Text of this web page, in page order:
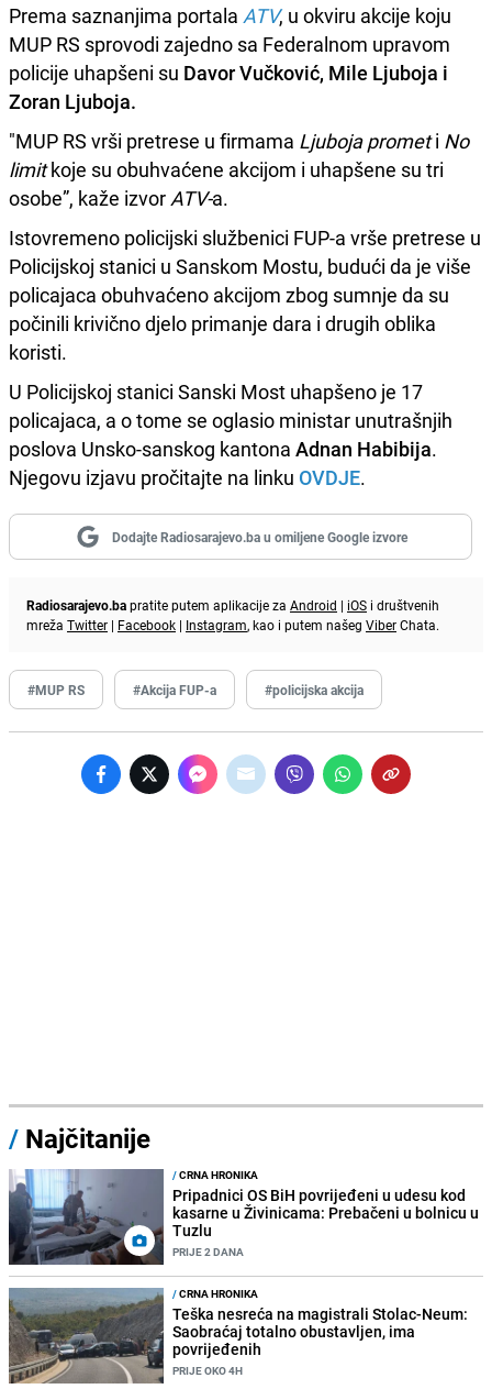
Prema saznanjima portala ATV, u okviru akcije koju
MUP RS sprovodi zajedno sa Federalnom upravom
policije uhapšeni su Davor Vučković, Mile Ljuboja i
Zoran Ljuboja.
"MUP RS vrši pretrese u firmama Ljuboja prometi No
limitkoje su obuhvaćene akcijom i uhapšene su tri
osobe”, kaže izvor ATV-a.
Istovremeno policijski službenici FUP-a vrše pretrese u
Policijskoj stanici u Sanskom Mostu, budući da je više
policajaca obuhvaćeno akcijom zbog sumnje da su
počinili krivično djelo primanje dara i drugih oblika
koristi.
U Policijskoj stanici Sanski Most uhapšeno je 17
policajaca, a o tome se oglasio ministar unutrašnjih
poslova Unsko-sanskog kantona Adnan Habibija.
Njegovu izjavu pročitajte na linku OVDJE.
Dodajte Radiosarajevo.ba u omiljene Google izvore
Radiosarajevo.bapratite putem aplikacije za Android | iOS i društvenih
mreža Twitter | Facebook | Instagram, kao i putem našeg ViberChata.
#MUP RS #Akcija FUP-a #policijska akcija
/ Najčitanije
/CRNA HRONIKA
Pripadnici OS BiH povrijeđeni u udesu kod
kasarne u Živinicama: Prebačeni u bolnicu u
Tuzlu
PRIJE 2 DANA
/CRNA HRONIKA
Teška nesreća na magistrali Stolac-Neum:
Saobraćaj totalno obustavljen, ima
povrijeđenih
PRIJE OKO 4H